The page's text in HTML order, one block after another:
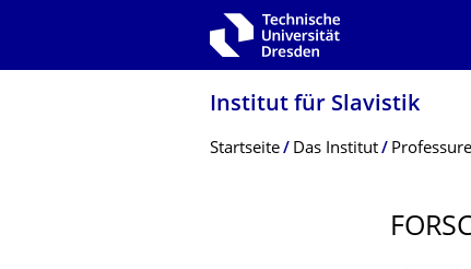
Zur Hauptnavigation springen
Institut für Slavistik
Breadcrumb-Menü
Startseite Das Institut